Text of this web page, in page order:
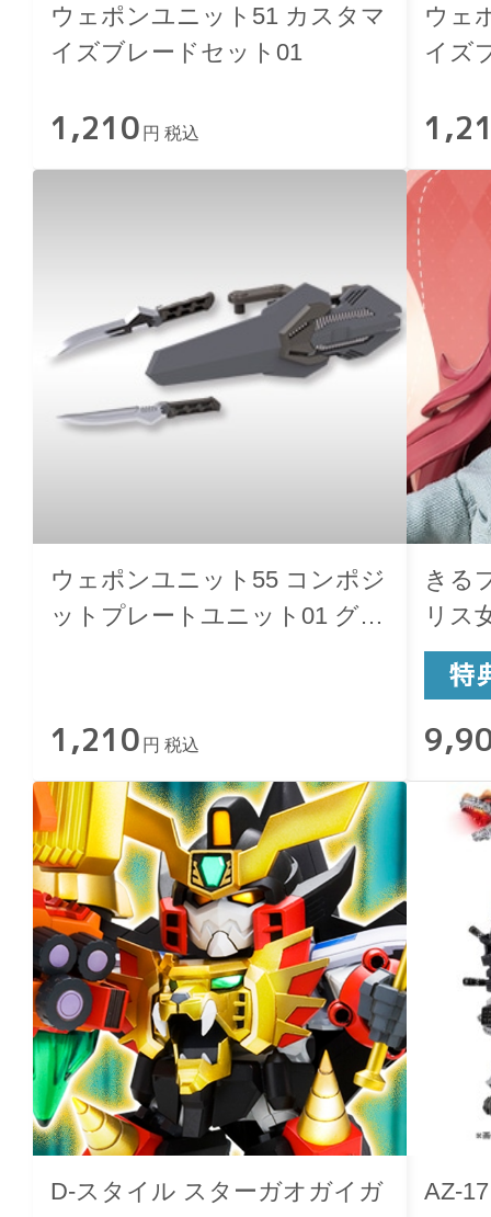
ウェポンユニット51 カスタマ
イズブレードセット01
1,210 円 税込
ウェ
イズ
ウェポンユニット55 コンポジ
ットプレートユニット01 グレ
1,210 円 税込
きる
リス
D-スタイル スターガオガイガ
AZ-